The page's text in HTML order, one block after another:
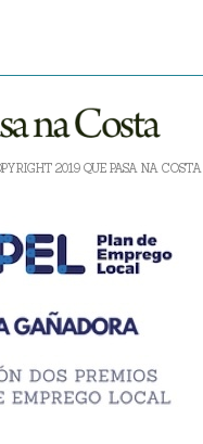
2019 QUE PASA NA COSTA